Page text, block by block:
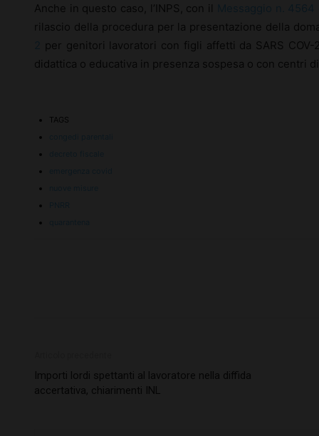
Anche in questo caso, l’INPS, con il
rilascio della procedura per la presentazione della
per genitori lavoratori con figli affetti da SARS
didattica o educativa in presenza sospesa o con centri
TAGS
Importi lordi spettanti al lavoratore nella diffida
accertativa, chiarimenti INL